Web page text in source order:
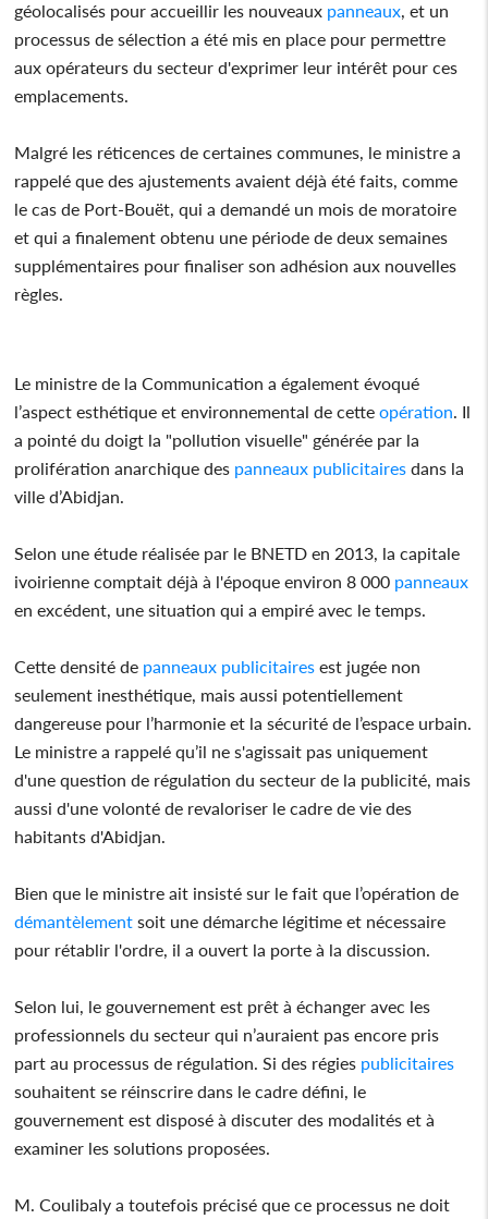
géolocalisés pour accueillir les nouveaux panneaux, et un
processus de sélection a été mis en place pour permettre
aux opérateurs du secteur d'exprimer leur intérêt pour ces
emplacements.
Malgré les réticences de certaines communes, le ministre a
rappelé que des ajustements avaient déjà été faits, comme
le cas de Port-Bouët, qui a demandé un mois de moratoire
et qui a finalement obtenu une période de deux semaines
supplémentaires pour finaliser son adhésion aux nouvelles
règles.
Le ministre de la Communication a également évoqué
l’aspect esthétique et environnemental de cette opération. Il
a pointé du doigt la "pollution visuelle" générée par la
prolifération anarchique des panneaux publicitaires dans la
ville d’Abidjan.
Selon une étude réalisée par le BNETD en 2013, la capitale
ivoirienne comptait déjà à l'époque environ 8 000 panneaux
en excédent, une situation qui a empiré avec le temps.
Cette densité de panneaux publicitaires est jugée non
seulement inesthétique, mais aussi potentiellement
dangereuse pour l’harmonie et la sécurité de l’espace urbain.
Le ministre a rappelé qu’il ne s'agissait pas uniquement
d'une question de régulation du secteur de la publicité, mais
aussi d'une volonté de revaloriser le cadre de vie des
habitants d'Abidjan.
Bien que le ministre ait insisté sur le fait que l’opération de
démantèlement soit une démarche légitime et nécessaire
pour rétablir l'ordre, il a ouvert la porte à la discussion.
Selon lui, le gouvernement est prêt à échanger avec les
professionnels du secteur qui n’auraient pas encore pris
part au processus de régulation. Si des régies publicitaires
souhaitent se réinscrire dans le cadre défini, le
gouvernement est disposé à discuter des modalités et à
examiner les solutions proposées.
M. Coulibaly a toutefois précisé que ce processus ne doit